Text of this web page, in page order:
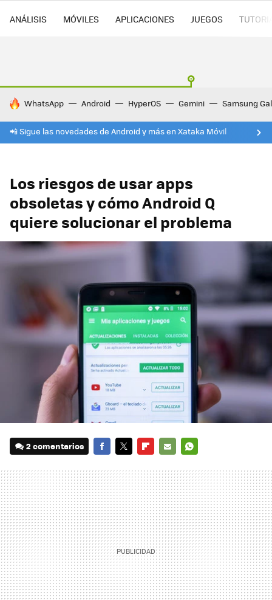
ANÁLISIS MÓVILES APLICACIONES JUEGOS
HOY SE HABLA DE
WhatsApp Android HyperOS Gemini Samsung
📲 Sigue las novedades de Android y más en Xataka Móvil
Los riesgos de usar apps
obsoletas y cómo Android Q
quiere solucionar el problema
2 comentarios
MAIL